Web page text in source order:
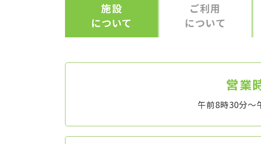
施設
について
ご利用
について
営業
午前8時30分～